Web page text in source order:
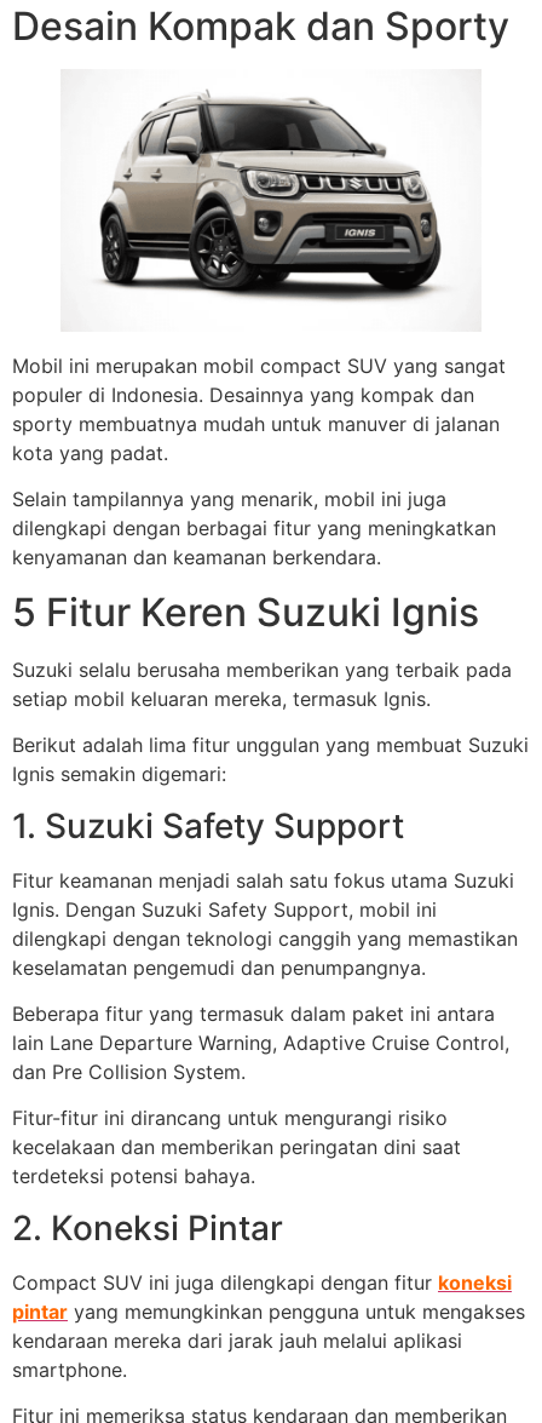
Desain Kompak dan Sporty
Mobil ini merupakan mobil compact SUV yang sangat
populer di Indonesia. Desainnya yang kompak dan
sporty membuatnya mudah untuk manuver di jalanan
kota yang padat.
Selain tampilannya yang menarik, mobil ini juga
dilengkapi dengan berbagai fitur yang meningkatkan
kenyamanan dan keamanan berkendara.
5 Fitur Keren Suzuki Ignis
Suzuki selalu berusaha memberikan yang terbaik pada
setiap mobil keluaran mereka, termasuk Ignis.
Berikut adalah lima fitur unggulan yang membuat Suzuki
Ignis semakin digemari:
1. Suzuki Safety Support
Fitur keamanan menjadi salah satu fokus utama Suzuki
Ignis. Dengan Suzuki Safety Support, mobil ini
dilengkapi dengan teknologi canggih yang memastikan
keselamatan pengemudi dan penumpangnya.
Beberapa fitur yang termasuk dalam paket ini antara
lain Lane Departure Warning, Adaptive Cruise Control,
dan Pre Collision System.
Fitur-fitur ini dirancang untuk mengurangi risiko
kecelakaan dan memberikan peringatan dini saat
terdeteksi potensi bahaya.
2. Koneksi Pintar
Compact SUV ini juga dilengkapi dengan fitur koneksi
pintar yang memungkinkan pengguna untuk mengakses
kendaraan mereka dari jarak jauh melalui aplikasi
smartphone.
Fitur ini memeriksa status kendaraan dan memberikan